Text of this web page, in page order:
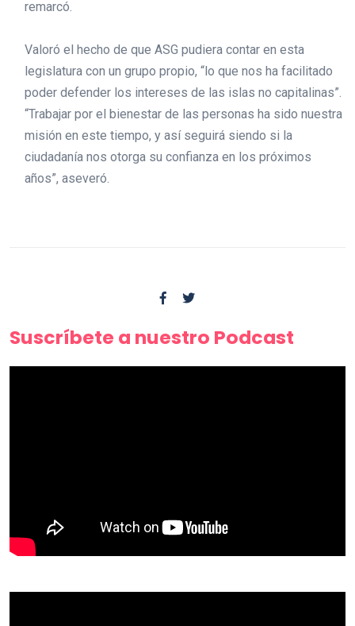
remarcó.
Valoró el hecho de que ASG pudiera contar en esta
legislatura con un grupo propio, “lo que nos ha facilitado
poder defender los intereses de las islas no capitalinas”.
“Trabajar por el bienestar de las personas ha sido nuestra
misión en este tiempo, y así seguirá siendo si la
ciudadanía nos otorga su confianza en los próximos
años”, aseveró.
Suscríbete a nuestro Podcast